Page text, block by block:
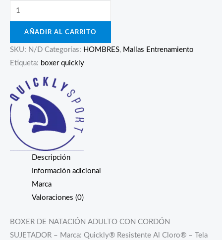
AÑADIR AL CARRITO
SKU: N/D Categorías: HOMBRES, Mallas Entrenamiento
Etiqueta: boxer quickly
Descripción
Información adicional
Marca
Valoraciones (0)
BOXER DE NATACIÓN ADULTO CON CORDÓN
SUJETADOR – Marca: Quickly® Resistente Al Cloro® – Tela